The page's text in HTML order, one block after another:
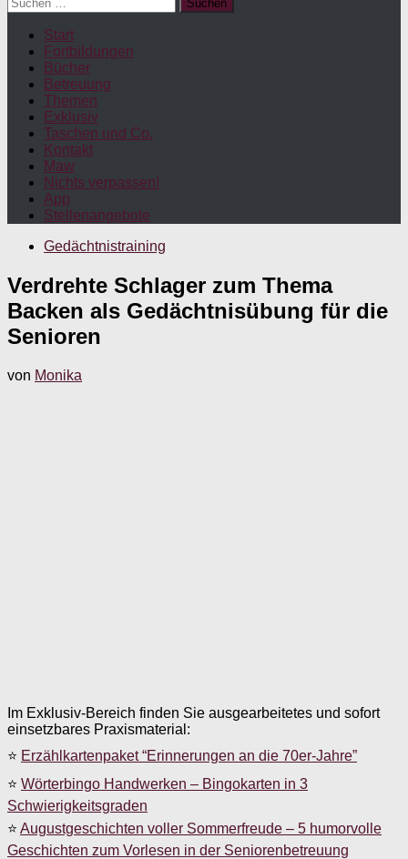
nach:
Start
Fortbildungen
Bücher
Betreuung
Themen
Exklusiv
Taschen und Co.
Kontakt
Maw
Nichts verpassen!
App
Stellenangebote
Gedächtnistraining
Verdrehte Schlager zum Thema
Backen als Gedächtnisübung für die
Senioren
von Monika
Im Exklusiv-Bereich finden Sie ausgearbeitetes und sofort
einsetzbares Praxismaterial:
⭐ Erzählkartenpaket “Erinnerungen an die 70er-Jahre”
⭐ Wörterbingo Handwerken – Bingokarten in 3
Schwierigkeitsgraden
⭐ Augustgeschichten voller Sommerfreude – 5 humorvolle
Geschichten zum Vorlesen in der Seniorenbetreuung